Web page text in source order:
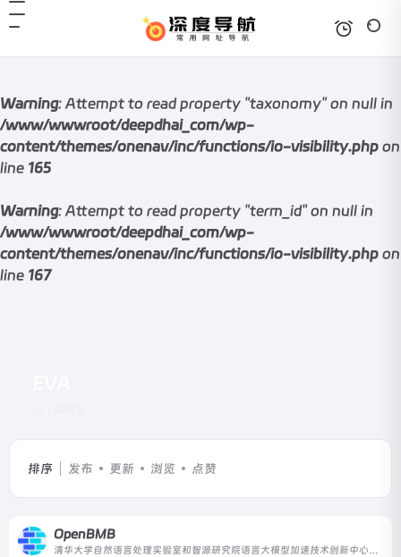
Warning: Attempt to read property "taxonomy" on null in
/www/wwwroot/deepdhai_com/wp-
content/themes/onenav/inc/functions/io-visibility.php on
line 165
Warning: Attempt to read property "term_id" on null in
/www/wwwroot/deepdhai_com/wp-
content/themes/onenav/inc/functions/io-visibility.php on
line 167
排序 发布 更新 浏览 点赞
OpenBMB
清华大学自然语言处理实验室和智源研究院语言大模型加速技术创新中心共同支持发起